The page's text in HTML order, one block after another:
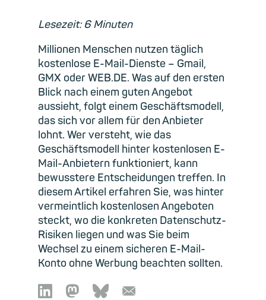
Lesezeit: 6 Minuten
Millionen Menschen nutzen täglich
kostenlose E-Mail-Dienste – Gmail,
GMX oder WEB.DE. Was auf den ersten
Blick nach einem guten Angebot
aussieht, folgt einem Geschäftsmodell,
das sich vor allem für den Anbieter
lohnt. Wer versteht, wie das
Geschäftsmodell hinter kostenlosen E-
Mail-Anbietern funktioniert, kann
bewusstere Entscheidungen treffen. In
diesem Artikel erfahren Sie, was hinter
vermeintlich kostenlosen Angeboten
steckt, wo die konkreten Datenschutz-
Risiken liegen und was Sie beim
Wechsel zu einem sicheren E-Mail-
Konto ohne Werbung beachten sollten.
 🦣︎ 🦋︎ 📧︎